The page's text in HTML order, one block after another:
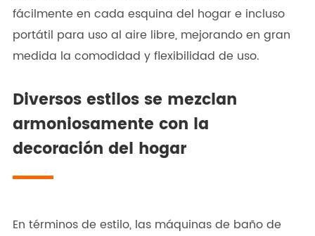
fácilmente en cada esquina del hogar e incluso
portátil para uso al aire libre, mejorando en gran
medida la comodidad y flexibilidad de uso.
Diversos estilos se mezclan
armoniosamente con la
decoración del hogar
En términos de estilo, las máquinas de baño de